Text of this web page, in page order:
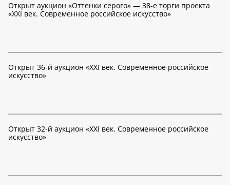
Открыт аукцион «Оттенки серого» — 38-е торги проекта
«XXI век. Современное российское искусство»
Открыт 36-й аукцион «XXI век. Современное российское
искусство»
Открыт 32-й аукцион «XXI век. Современное российское
искусство»